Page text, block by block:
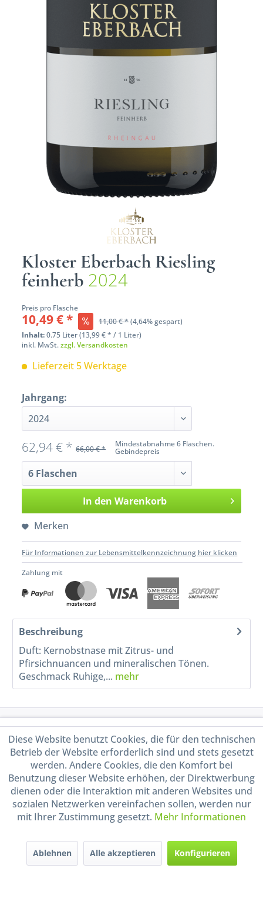
Kloster Eberbach Riesling
feinherb 2024
Preis pro Flasche
10,49 € * 11,00 € *(4,64% gespart)
Inhalt:0.75 Liter (13,99 € * / 1 Liter)
inkl. MwSt.zzgl. Versandkosten
Lieferzeit 5 Werktage
Jahrgang:
Mindestabnahme 6 Flaschen.
Gebindepreis
62,94 € * 66,00 € *
In den Warenkorb
Merken
Für Informationen zur Lebensmittelkennzeichnung hier klicken
Zahlung mit
Beschreibung
Duft: Kernobstnase mit Zitrus- und
Pfirsichnuancen und mineralischen Tönen.
Geschmack Ruhige,... mehr
Shop Service
Informationen
Handel mit BIO-Weinen
durch DE-ÖKO-009
Diese Website benutzt Cookies, die für den technischen
Betrieb der Website erforderlich sind und stets gesetzt
werden. Andere Cookies, die den Komfort bei
Benutzung dieser Website erhöhen, der Direktwerbung
dienen oder die Interaktion mit anderen Websites und
sozialen Netzwerken vereinfachen sollen, werden nur
mit Ihrer Zustimmung gesetzt. Mehr Informationen
Ablehnen Alle akzeptieren Konfigurieren